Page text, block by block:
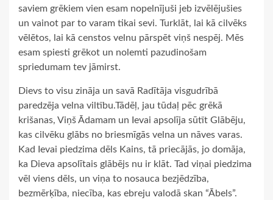
saviem grēkiem vien esam nopelnījuši jeb izvēlējušies
un vainot par to varam tikai sevi. Turklāt, lai kā cilvēks
vēlētos, lai kā censtos velnu pārspēt viņš nespēj. Mēs
esam spiesti grēkot un nolemti pazudinošam
spriedumam tev jāmirst.
Dievs to visu zināja un savā Radītāja visgudrībā
paredzēja velna viltību.Tādēļ, jau tūdaļ pēc grēkā
krišanas, Viņš Ādamam un Ievai apsolīja sūtīt Glābēju,
kas cilvēku glābs no briesmīgās velna un nāves varas.
Kad Ievai piedzima dēls Kains, tā priecājās, jo domāja,
ka Dieva apsolītais glābējs nu ir klāt. Tad viņai piedzima
vēl viens dēls, un viņa to nosauca bezjēdzība,
bezmērķība, niecība, kas ebreju valodā skan “Ābels”.